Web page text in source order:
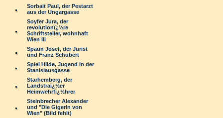
Sorbait Paul, der Pestarzt
aus der Ungargasse
Soyfer Jura, der
revolutionï¿½re
Schriftsteller, wohnhaft
Wien III
Spaun Josef, der Jurist
und Franz Schubert
Spiel Hilde, Jugend in der
Stanislausgasse
Starhemberg, der
Landstraï¿½er
Heimwehrfï¿½hrer
Steinbrecher Alexander
und "Die Gigerln von
Wien" (Bild fehlt)